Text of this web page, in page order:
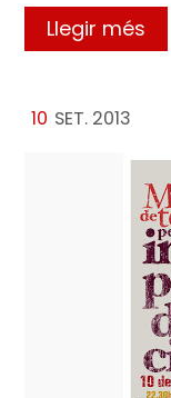
Llegir més
10 SET. 2013